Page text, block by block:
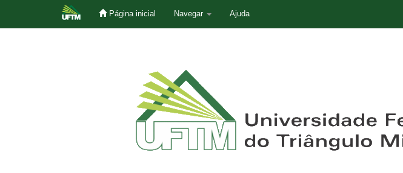
Página inicial Navegar Ajuda